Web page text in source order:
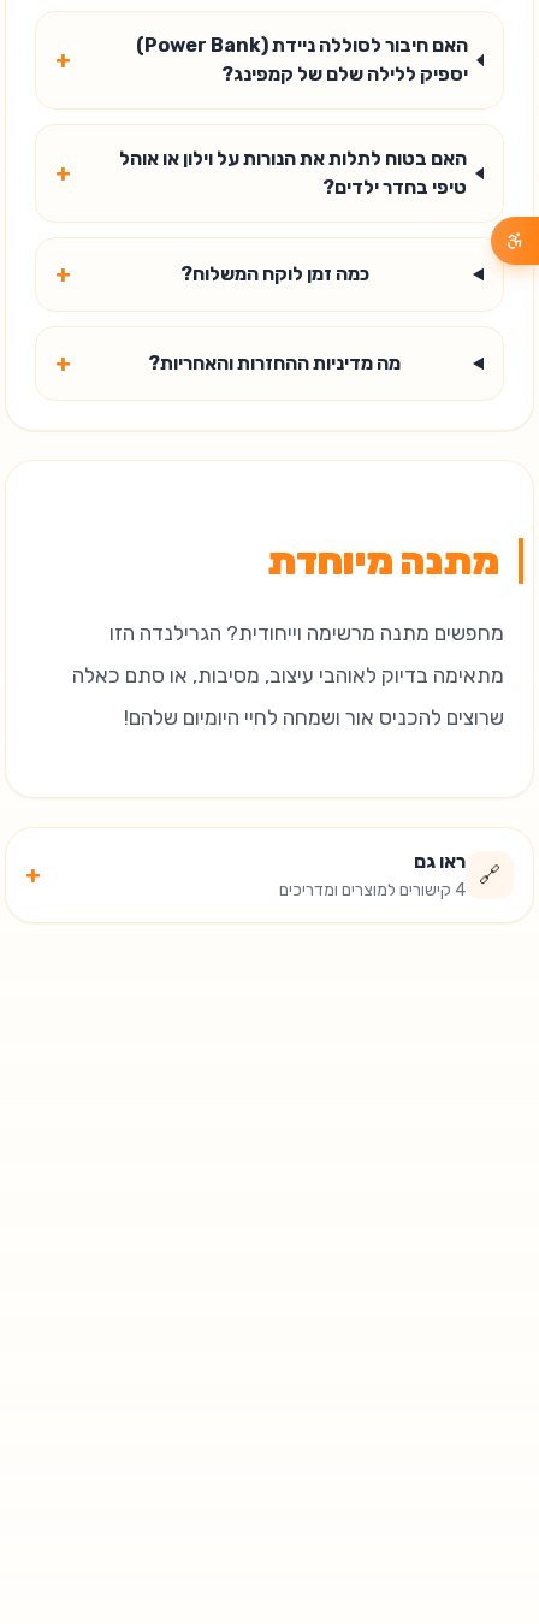
האם חיבור לסוללה ניידת (Power Bank)
יספיק ללילה שלם של קמפינג?
+
האם בטוח לתלות את הנורות על וילון או אוהל
טיפי בחדר ילדים?
+
כמה זמן לוקח המשלוח? +
מה מדיניות ההחזרות והאחריות? +
מתנה מיוחדת
מחפשים מתנה מרשימה וייחודית? הגרילנדה הזו
מתאימה בדיוק לאוהבי עיצוב, מסיבות, או סתם כאלה
שרוצים להכניס אור ושמחה לחיי היומיום שלהם!
🔗
ראו גם
4 קישורים למוצרים ומדריכים
+